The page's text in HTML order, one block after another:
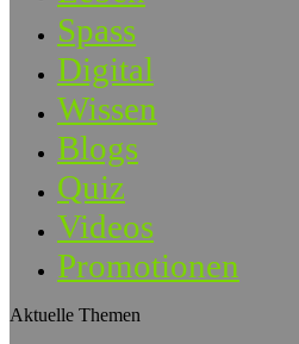
Spass
Digital
Wissen
Blogs
Quiz
Videos
Promotionen
Aktuelle Themen